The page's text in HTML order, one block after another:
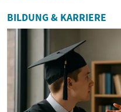
BILDUNG & KARRIERE